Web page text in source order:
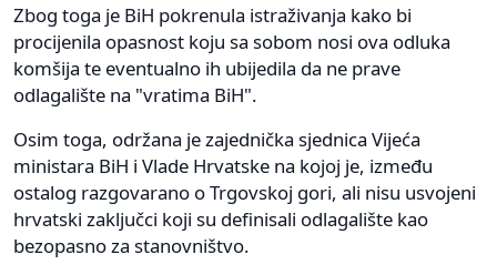
Zbog toga je BiH pokrenula istraživanja kako bi
procijenila opasnost koju sa sobom nosi ova odluka
komšija te eventualno ih ubijedila da ne prave
odlagalište na "vratima BiH".
Osim toga, održana je zajednička sjednica Vijeća
ministara BiH i Vlade Hrvatske na kojoj je, između
ostalog razgovarano o Trgovskoj gori, ali nisu usvojeni
hrvatski zaključci koji su definisali odlagalište kao
bezopasno za stanovništvo.